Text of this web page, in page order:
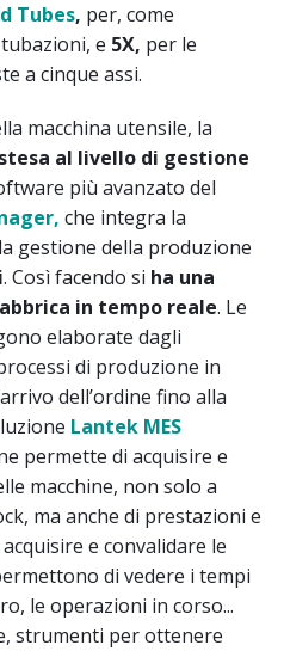
Tubes, per, come
e 5X, per le
a cinque assi.
macchina utensile, la
al livello di gestione
più avanzato del
che integra la
gestione della produzione
. Così facendo si ha una
in tempo reale. Le
elaborate dagli
di produzione in
dell’ordine fino alla
Lantek MES
permette di acquisire e
macchine, non solo a
ma anche di prestazioni e
acquisire e convalidare le
di vedere i tempi
le operazioni in corso...
strumenti per ottenere